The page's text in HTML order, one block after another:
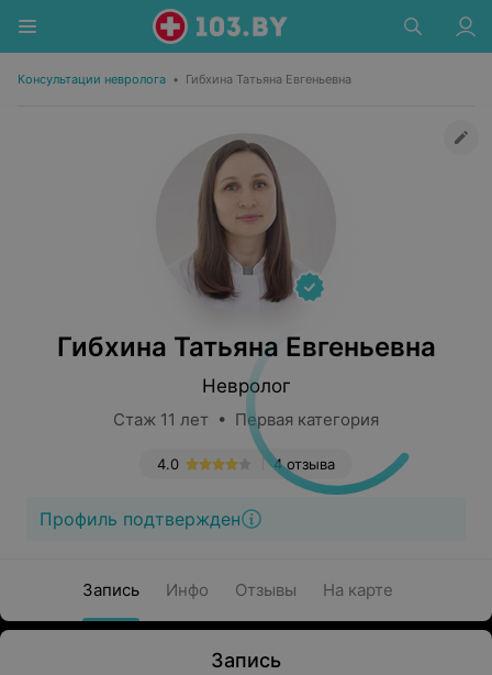
Консультации невролога • Гибхина Татьяна Евгеньевна
Гибхина Татьяна Евгеньевна
Невролог
Стаж 11 лет • Первая категория
4 отзыва
4.0
Профиль подтвержден
Запись Инфо Отзывы На карте
Запись